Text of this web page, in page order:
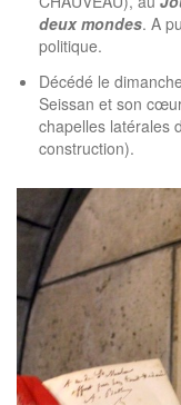
deux mondes. A
politique.
Décédé le
Seissan et son
chapelles latérales
construction).